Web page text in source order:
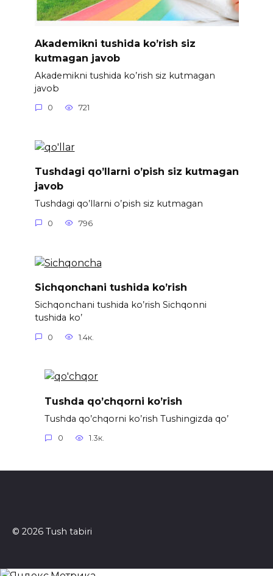
Akademikni tushida ko’rish siz
kutmagan javob
Akademikni tushida ko’rish siz kutmagan
javob
0 721
Tushdagi qo’llarni o’pish siz kutmagan
javob
Tushdagi qo’llarni o’pish siz kutmagan
0 796
Sichqonchani tushida ko’rish
Sichqonchani tushida ko’rish Sichqonni
tushida ko’
0 1.4к.
Tushda qo’chqorni ko’rish
Tushda qo’chqorni ko’rish Tushingizda qo’
0 1.3к.
© 2026 Tush tabiri